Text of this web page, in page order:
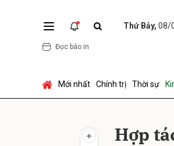
Thứ Bảy, 08/
Đọc báo in
Mới nhất Chính trị Thời sự
Hợp